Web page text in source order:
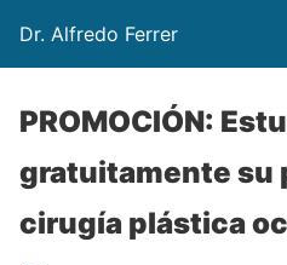
Dr. Alfredo Ferrer
PROMOCIÓN:
gratuitamente su
cirugía plástica